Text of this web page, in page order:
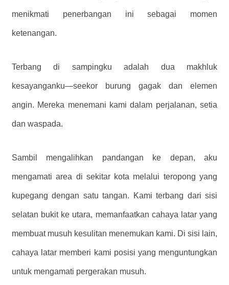
menikmati penerbangan ini sebagai momen
ketenangan.
Terbang di sampingku adalah dua makhluk
kesayanganku—seekor burung gagak dan elemen
angin. Mereka menemani kami dalam perjalanan, setia
dan waspada.
Sambil mengalihkan pandangan ke depan, aku
mengamati area di sekitar kota melalui teropong yang
kupegang dengan satu tangan. Kami terbang dari sisi
selatan bukit ke utara, memanfaatkan cahaya latar yang
membuat musuh kesulitan menemukan kami. Di sisi lain,
cahaya latar memberi kami posisi yang menguntungkan
untuk mengamati pergerakan musuh.